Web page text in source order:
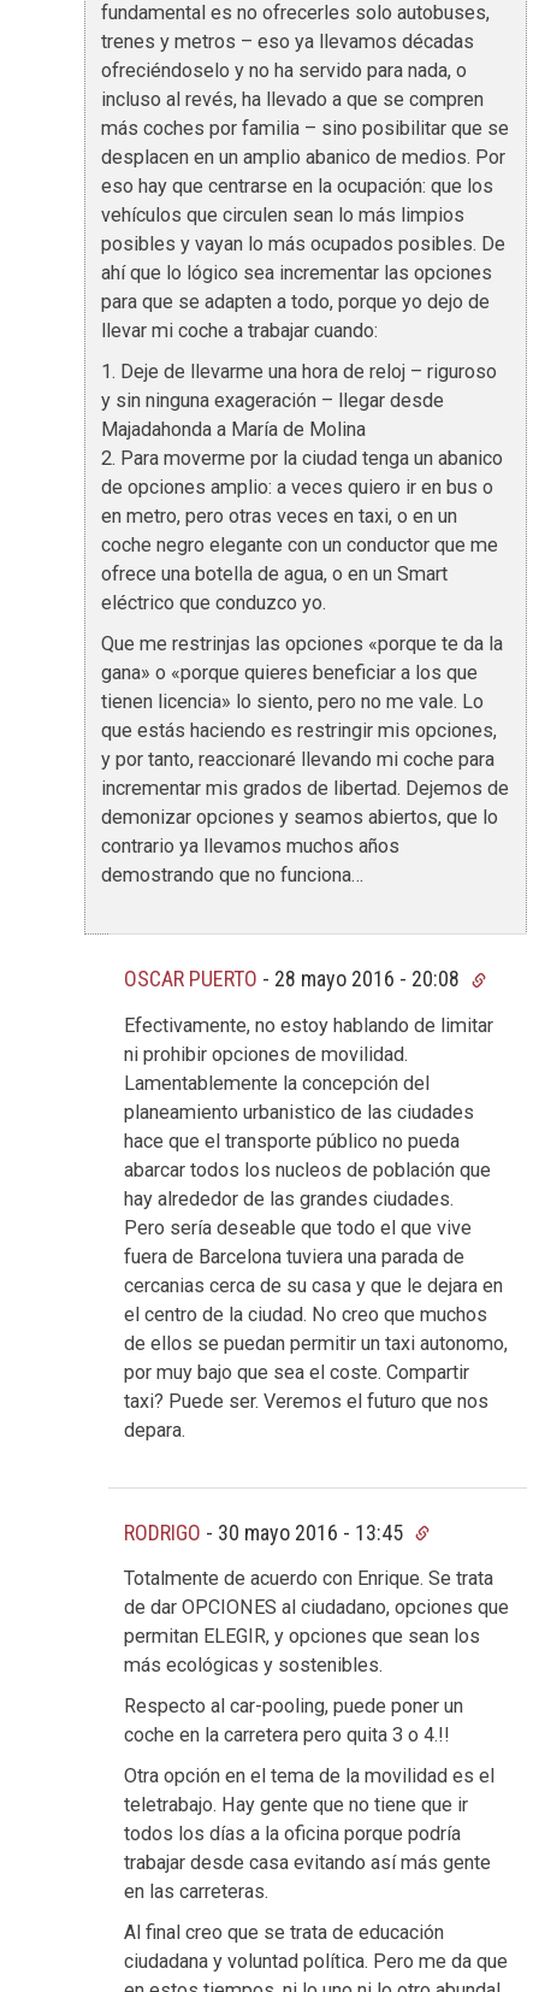
fundamental es no ofrecerles solo autobuses,
trenes y metros – eso ya llevamos décadas
ofreciéndoselo y no ha servido para nada, o
incluso al revés, ha llevado a que se compren
más coches por familia – sino posibilitar que se
desplacen en un amplio abanico de medios. Por
eso hay que centrarse en la ocupación: que los
vehículos que circulen sean lo más limpios
posibles y vayan lo más ocupados posibles. De
ahí que lo lógico sea incrementar las opciones
para que se adapten a todo, porque yo dejo de
llevar mi coche a trabajar cuando:
1. Deje de llevarme una hora de reloj – riguroso
y sin ninguna exageración – llegar desde
Majadahonda a María de Molina
2. Para moverme por la ciudad tenga un abanico
de opciones amplio: a veces quiero ir en bus o
en metro, pero otras veces en taxi, o en un
coche negro elegante con un conductor que me
ofrece una botella de agua, o en un Smart
eléctrico que conduzco yo.
Que me restrinjas las opciones «porque te da la
gana» o «porque quieres beneficiar a los que
tienen licencia» lo siento, pero no me vale. Lo
que estás haciendo es restringir mis opciones,
y por tanto, reaccionaré llevando mi coche para
incrementar mis grados de libertad. Dejemos de
demonizar opciones y seamos abiertos, que lo
contrario ya llevamos muchos años
demostrando que no funciona…
OSCAR PUERTO - 28 mayo 2016 - 20:08
Efectivamente, no estoy hablando de limitar
ni prohibir opciones de movilidad.
Lamentablemente la concepción del
planeamiento urbanistico de las ciudades
hace que el transporte público no pueda
abarcar todos los nucleos de población que
hay alrededor de las grandes ciudades.
Pero sería deseable que todo el que vive
fuera de Barcelona tuviera una parada de
cercanias cerca de su casa y que le dejara en
el centro de la ciudad. No creo que muchos
de ellos se puedan permitir un taxi autonomo,
por muy bajo que sea el coste. Compartir
taxi? Puede ser. Veremos el futuro que nos
depara.
RODRIGO - 30 mayo 2016 - 13:45
Totalmente de acuerdo con Enrique. Se trata
de dar OPCIONES al ciudadano, opciones que
permitan ELEGIR, y opciones que sean los
más ecológicas y sostenibles.
Respecto al car-pooling, puede poner un
coche en la carretera pero quita 3 o 4.!!
Otra opción en el tema de la movilidad es el
teletrabajo. Hay gente que no tiene que ir
todos los días a la oficina porque podría
trabajar desde casa evitando así más gente
en las carreteras.
Al final creo que se trata de educación
ciudadana y voluntad política. Pero me da que